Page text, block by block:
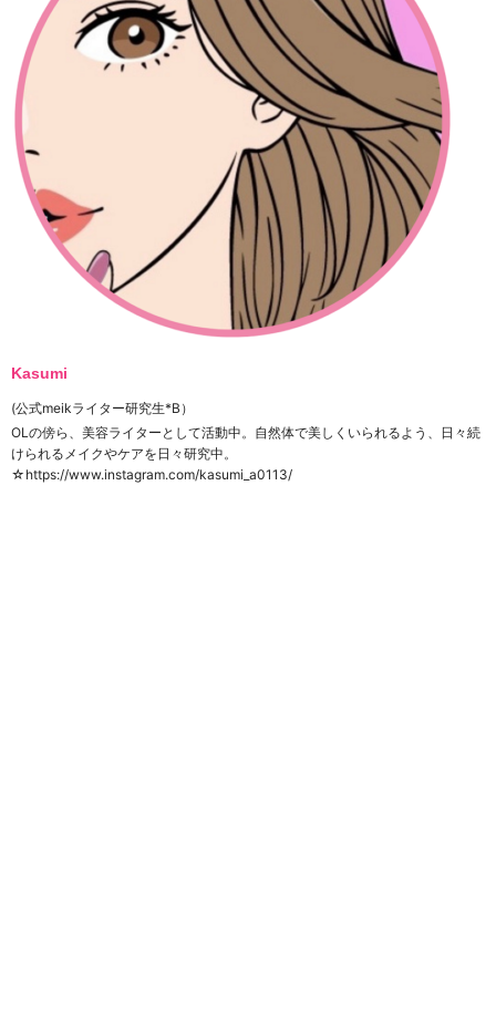
Kasumi
(公式meikライター研究生*B）
OL の傍ら、美容ライターとして活動中。自然体で美しくいられるよう、日々続
けられるメイクやケアを日々研究中。
☆https://www.instagram.com/kasumi_a0113/